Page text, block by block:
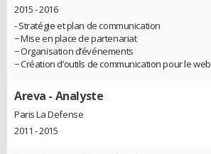
2015 - 2016
- Stratégie et plan de communication
− Mise en place de partenariat
− Organisation d’événements
− Création d’outils de communication pour le web
Areva - Analyste
Paris La Defense
2011 - 2015